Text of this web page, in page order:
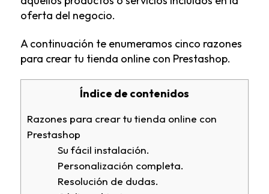
oferta del negocio.
A continuación te enumeramos cinco razones
para crear tu tienda online con Prestashop.
Índice de contenidos
Razones para crear tu tienda online con
Prestashop
Su fácil instalación.
Personalización completa.
Resolución de dudas.